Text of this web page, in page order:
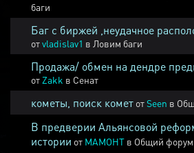
баги
Баг с биржей ,неудачное
отvladislav1 в Ловим баги
Продажа/ обмен на дендре
от Zakk в Сенат
кометы, поиск комет отSeen в
В предверии Альянсовой
истории от MAMOHT в Общий форум